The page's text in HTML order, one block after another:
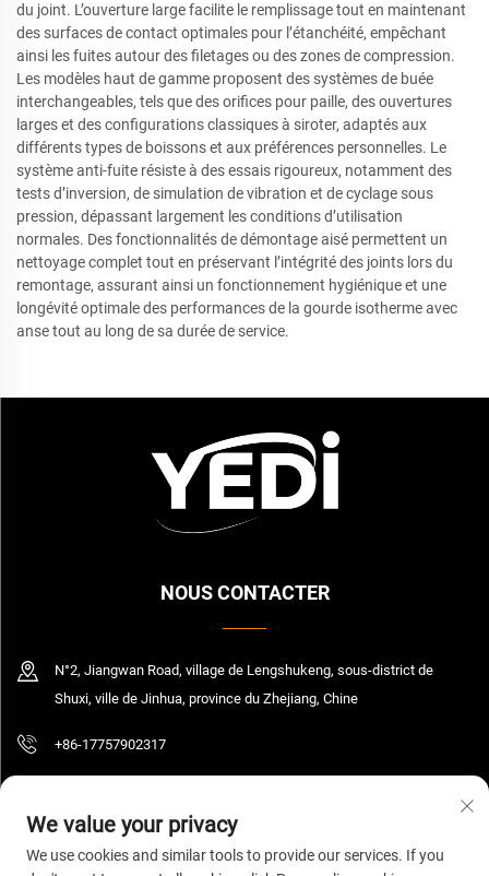
du joint. L’ouverture large facilite le remplissage tout en maintenant
des surfaces de contact optimales pour l’étanchéité, empêchant
ainsi les fuites autour des filetages ou des zones de compression.
Les modèles haut de gamme proposent des systèmes de buée
interchangeables, tels que des orifices pour paille, des ouvertures
larges et des configurations classiques à siroter, adaptés aux
différents types de boissons et aux préférences personnelles. Le
système anti-fuite résiste à des essais rigoureux, notamment des
tests d’inversion, de simulation de vibration et de cyclage sous
pression, dépassant largement les conditions d’utilisation
normales. Des fonctionnalités de démontage aisé permettent un
nettoyage complet tout en préservant l’intégrité des joints lors du
remontage, assurant ainsi un fonctionnement hygiénique et une
longévité optimale des performances de la gourde isotherme avec
anse tout au long de sa durée de service.
NOUS CONTACTER
N°2, Jiangwan Road, village de Lengshukeng, sous-district de
Shuxi, ville de Jinhua, province du Zhejiang, Chine
+86-17757902317
We value your privacy
We use cookies and similar tools to provide our services. If you